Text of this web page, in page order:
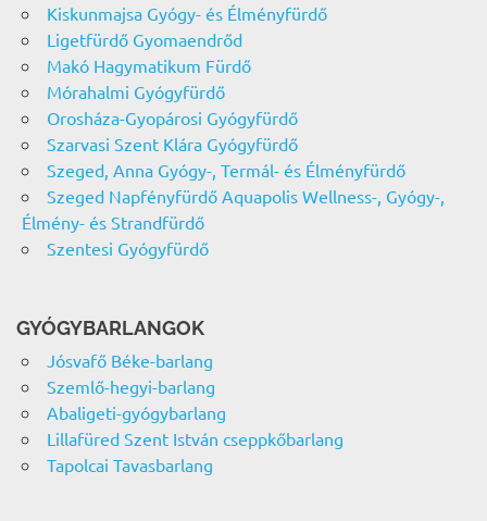
Kiskunmajsa Gyógy- és Élményfürdő
Ligetfürdő Gyomaendrőd
Makó Hagymatikum Fürdő
Mórahalmi Gyógyfürdő
Orosháza-Gyopárosi Gyógyfürdő
Szarvasi Szent Klára Gyógyfürdő
Szeged, Anna Gyógy-, Termál- és Élményfürdő
Szeged Napfényfürdő Aquapolis Wellness-, Gyógy-,
Élmény- és Strandfürdő
Szentesi Gyógyfürdő
GYÓGYBARLANGOK
Jósvafő Béke-barlang
Szemlő-hegyi-barlang
Abaligeti-gyógybarlang
Lillafüred Szent István cseppkőbarlang
Tapolcai Tavasbarlang